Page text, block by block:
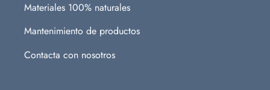
Materiales 100% naturales
Mantenimiento de productos
Contacta con nosotros